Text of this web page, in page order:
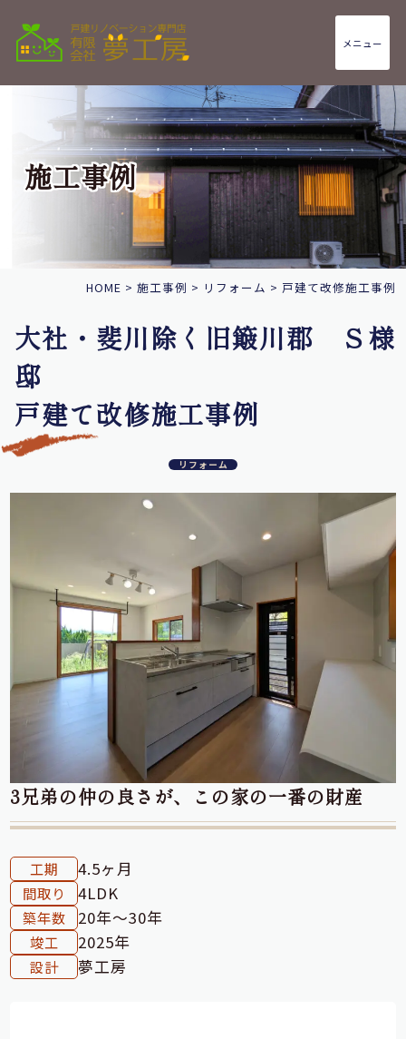
メニュー
施工事例
HOME > 施工事例 > リフォーム > 戸建て改修施工事例
大社・斐川除く旧簸川郡 Ｓ様
邸
戸建て改修施工事例
リフォーム
3兄弟の仲の良さが、この家の一番の財産
工期 4.5ヶ月
間取り 4LDK
築年数 20年～30年
竣工 2025年
設計 夢工房